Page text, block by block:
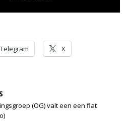
Telegram X
(OG) valt een een flat